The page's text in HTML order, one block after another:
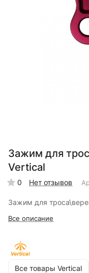
Зажим для
Vertical
0 Нет отзывов
Зажим для
Все описание
Все товары Vertical